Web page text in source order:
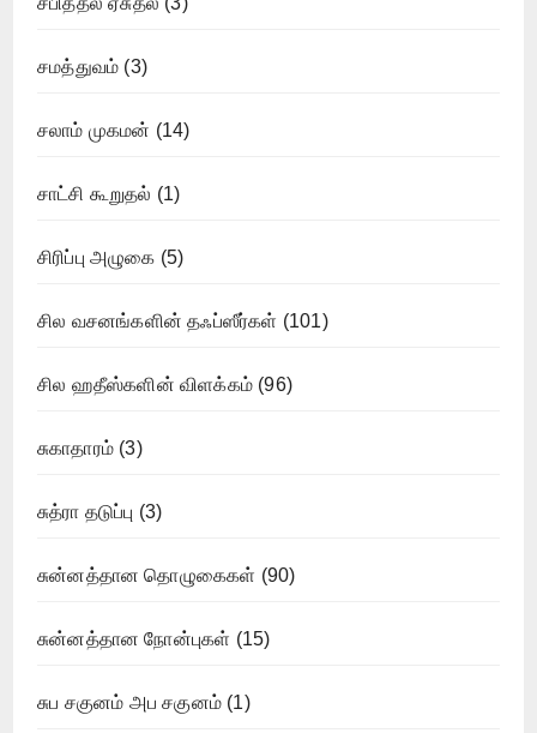
சமத்துவம் (3)
சலாம் முகமன் (14)
சாட்சி கூறுதல் (1)
சிரிப்பு அழுகை (5)
சில வசனங்களின் தஃப்ஸீர்கள் (101)
சில ஹதீஸ்களின் விளக்கம் (96)
சுகாதாரம் (3)
சுத்ரா தடுப்பு (3)
சுன்னத்தான தொழுகைகள் (90)
சுன்னத்தான நோன்புகள் (15)
சுப சகுனம் அப சகுனம் (1)